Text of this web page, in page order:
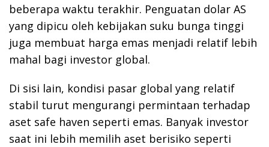
beberapa waktu terakhir. Penguatan dolar AS
yang dipicu oleh kebijakan suku bunga tinggi
juga membuat harga emas menjadi relatif lebih
mahal bagi investor global.
Di sisi lain, kondisi pasar global yang relatif
stabil turut mengurangi permintaan terhadap
aset safe haven seperti emas. Banyak investor
saat ini lebih memilih aset berisiko seperti